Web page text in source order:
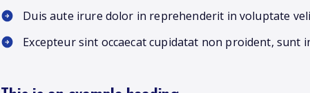
Duis aute irure dolor in reprehenderit in voluptate
Excepteur sint occaecat cupidatat non proident, sunt